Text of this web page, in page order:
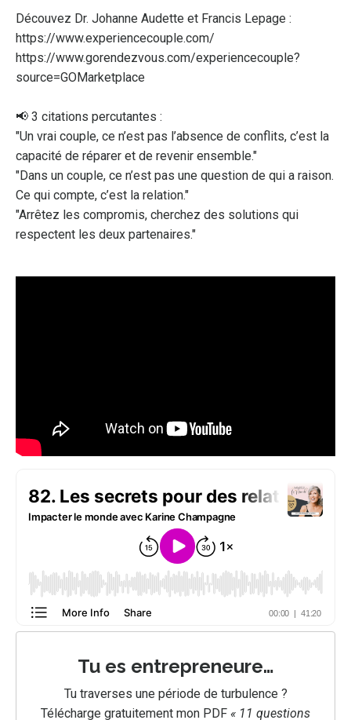
Découvez Dr. Johanne Audette et Francis Lepage :
https://www.experiencecouple.com/
https://www.gorendezvous.com/experiencecouple?
source=GOMarketplace
📢 3 citations percutantes :
"Un vrai couple, ce n’est pas l’absence de conflits, c’est la
capacité de réparer et de revenir ensemble."
"Dans un couple, ce n’est pas une question de qui a raison.
Ce qui compte, c’est la relation."
"Arrêtez les compromis, cherchez des solutions qui
respectent les deux partenaires."
Tu es entrepreneure…
Tu traverses une période de turbulence ?
Télécharge gratuitement mon PDF « 11 questions